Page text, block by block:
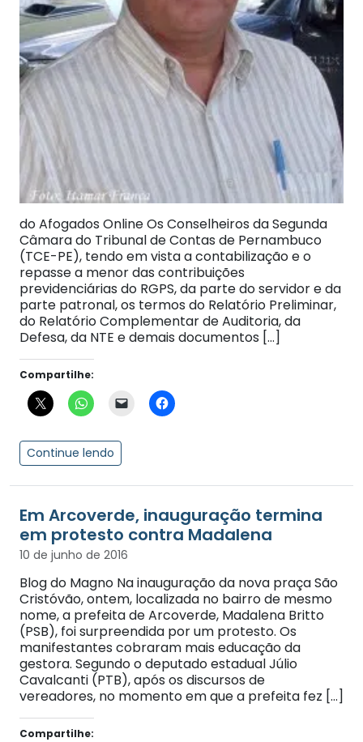
do Afogados Online Os Conselheiros da Segunda
Câmara do Tribunal de Contas de Pernambuco
(TCE-PE), tendo em vista a contabilização e o
repasse a menor das contribuições
previdenciárias do RGPS, da parte do servidor e da
parte patronal, os termos do Relatório Preliminar,
do Relatório Complementar de Auditoria, da
Defesa, da NTE e demais documentos […]
Compartilhe:
Continue lendo
Em Arcoverde, inauguração termina
em protesto contra Madalena
10 de junho de 2016
Blog do Magno Na inauguração da nova praça São
Cristóvão, ontem, localizada no bairro de mesmo
nome, a prefeita de Arcoverde, Madalena Britto
(PSB), foi surpreendida por um protesto. Os
manifestantes cobraram mais educação da
gestora. Segundo o deputado estadual Júlio
Cavalcanti (PTB), após os discursos de
vereadores, no momento em que a prefeita fez […]
Compartilhe: